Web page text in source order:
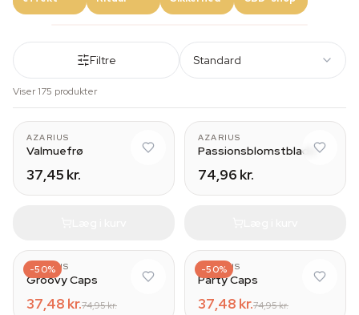
Filtre Standard
Viser 175 produkter
AZARIUS
Valmuefrø
37,45 kr.
AZARIUS
Passionsblomstblade
74,96 kr.
-50%
AZARIUS
Groovy Caps
37,48 kr.74,95 kr.
-50%
AZARIUS
Party Caps
37,48 kr.74,95 kr.